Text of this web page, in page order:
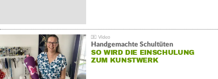
Handgemachte Schultüten
SO WIRD DIE EINSCHULUNG
ZUM KUNSTWERK